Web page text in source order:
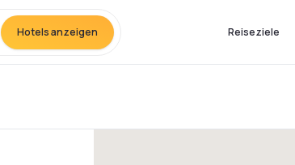
Hotels anzeigen Reiseziele